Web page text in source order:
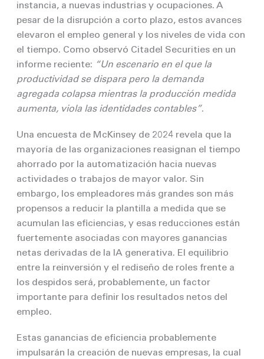
instancia, a nuevas industrias y ocupaciones. A
pesar de la disrupción a corto plazo, estos avances
elevaron el empleo general y los niveles de vida con
el tiempo. Como observó Citadel Securities en un
informe reciente: “Un escenario en el que la
productividad se dispara pero la demanda
agregada colapsa mientras la producción medida
aumenta, viola las identidades contables”.
Una encuesta de McKinsey de 2024 revela que la
mayoría de las organizaciones reasignan el tiempo
ahorrado por la automatización hacia nuevas
actividades o trabajos de mayor valor. Sin
embargo, los empleadores más grandes son más
propensos a reducir la plantilla a medida que se
acumulan las eficiencias, y esas reducciones están
fuertemente asociadas con mayores ganancias
netas derivadas de la IA generativa. El equilibrio
entre la reinversión y el rediseño de roles frente a
los despidos será, probablemente, un factor
importante para definir los resultados netos del
empleo.
Estas ganancias de eficiencia probablemente
impulsarán la creación de nuevas empresas, la cual